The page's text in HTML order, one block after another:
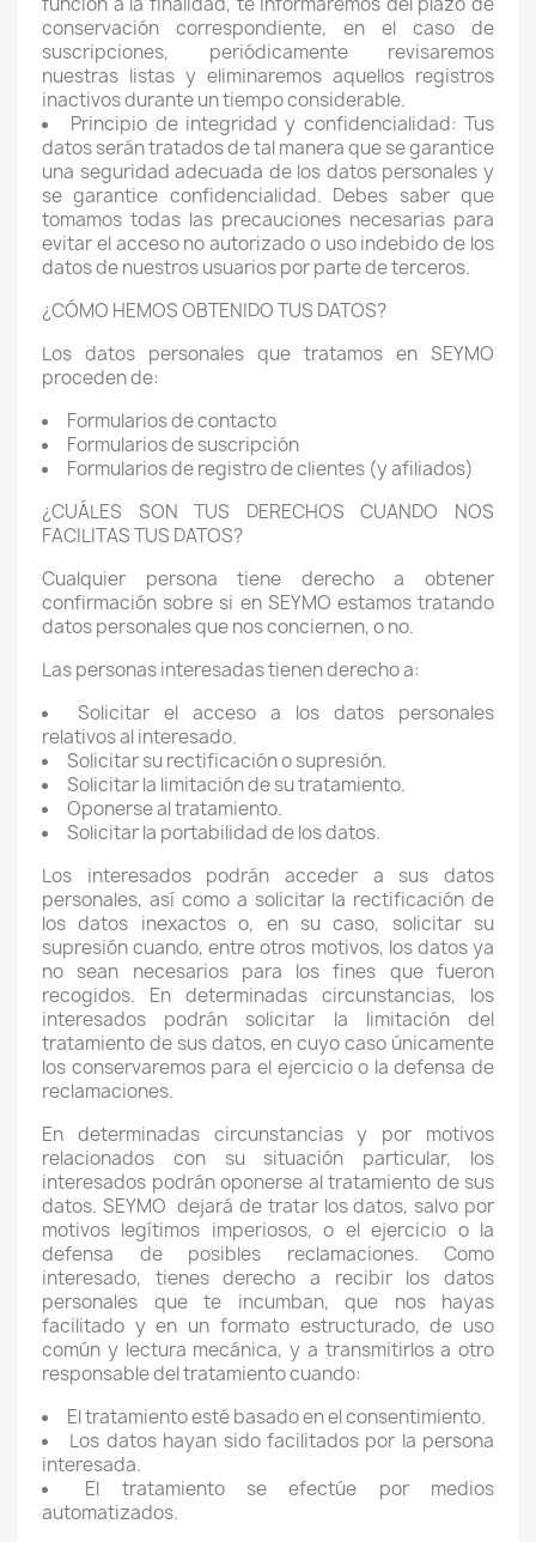
conservación correspondiente, en el caso de
suscripciones, periódicamente revisaremos
nuestras listas y eliminaremos aquellos registros
inactivos durante un tiempo considerable.
Principio de integridad y confidencialidad: Tus
datos serán tratados de tal manera que se garantice
una seguridad adecuada de los datos personales y
se garantice confidencialidad. Debes saber que
tomamos todas las precauciones necesarias para
evitar el acceso no autorizado o uso indebido de los
datos de nuestros usuarios por parte de terceros.
¿CÓMO HEMOS OBTENIDO TUS DATOS?
Los datos personales que tratamos en SEYMO
proceden de:
Formularios de contacto
Formularios de suscripción
Formularios de registro de clientes (y afiliados)
¿CUÁLES SON TUS DERECHOS CUANDO NOS
FACILITAS TUS DATOS?
Cualquier persona tiene derecho a obtener
confirmación sobre si en SEYMO estamos tratando
datos personales que nos conciernen, o no.
Las personas interesadas tienen derecho a:
Solicitar el acceso a los datos personales
relativos al interesado.
Solicitar su rectificación o supresión.
Solicitar la limitación de su tratamiento.
Oponerse al tratamiento.
Solicitar la portabilidad de los datos.
Los interesados podrán acceder a sus datos
personales, así como a solicitar la rectificación de
los datos inexactos o, en su caso, solicitar su
supresión cuando, entre otros motivos, los datos ya
no sean necesarios para los fines que fueron
recogidos. En determinadas circunstancias, los
interesados podrán solicitar la limitación del
tratamiento de sus datos, en cuyo caso únicamente
los conservaremos para el ejercicio o la defensa de
reclamaciones.
En determinadas circunstancias y por motivos
relacionados con su situación particular, los
interesados podrán oponerse al tratamiento de sus
datos. SEYMO dejará de tratar los datos, salvo por
motivos legítimos imperiosos, o el ejercicio o la
defensa de posibles reclamaciones. Como
interesado, tienes derecho a recibir los datos
personales que te incumban, que nos hayas
facilitado y en un formato estructurado, de uso
común y lectura mecánica, y a transmitirlos a otro
responsable del tratamiento cuando:
El tratamiento esté basado en el consentimiento.
Los datos hayan sido facilitados por la persona
interesada.
El tratamiento se efectúe por medios
automatizados.